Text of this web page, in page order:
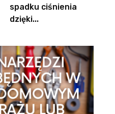
spadku ciśnienia
dzięki...